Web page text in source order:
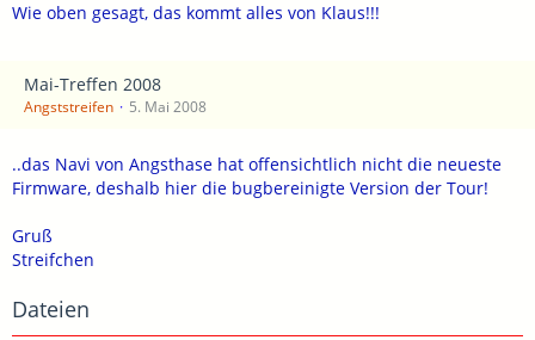
Wie oben gesagt, das kommt alles von Klaus!!!
Mai-Treffen 2008
Angststreifen 5. Mai 2008
..das Navi von Angsthase hat offensichtlich nicht die neueste
Firmware, deshalb hier die bugbereinigte Version der Tour!
Gruß
Streifchen
Dateien